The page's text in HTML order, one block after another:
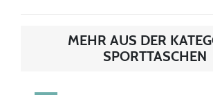
MEHR AUS DER
SPORTTASCHEN